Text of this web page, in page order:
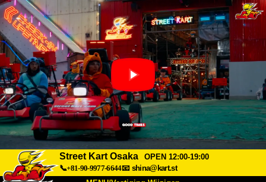
Street Kart Osaka
OPEN 12:00-19:00
📞+81-90-9977-6644📧 shina@kart.st